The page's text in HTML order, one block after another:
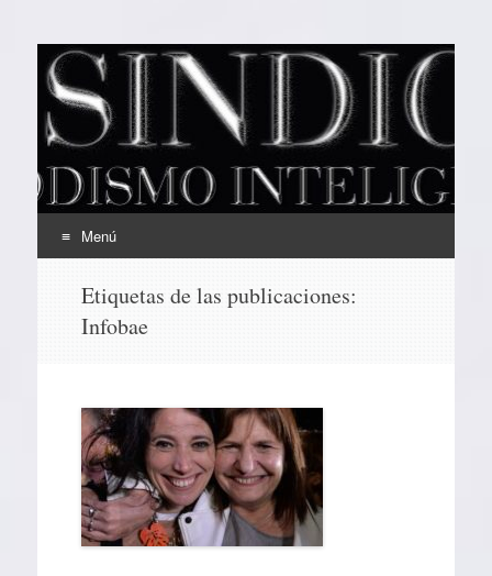
EL SINDICAL
Periodismo Inteligente
Menú
contenido
Etiquetas de las publicaciones:
Infobae